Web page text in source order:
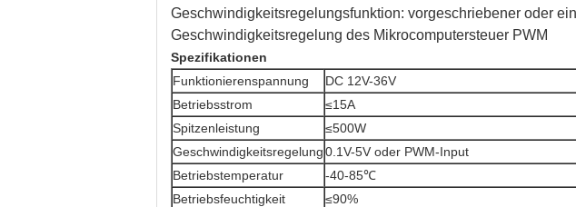
Geschwindigkeitsregelungsfunktion: vorgeschriebener oder
Geschwindigkeitsregelung des Mikrocomputersteuer PWM
Spezifikationen
Funktionierenspannung
DC 12V-36V
Betriebsstrom
≤15A
Spitzenleistung
≤500W
Geschwindigkeitsregelung0.1V-5V oder PWM-Input
Betriebstemperatur
-40-85℃
Betriebsfeuchtigkeit
≤90%